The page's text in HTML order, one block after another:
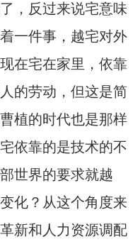
，反过来说宅意味
一件事，越宅对外
在宅在家里，依靠
的劳动，但这是简
植的时代也是那样
依靠的是技术的不
世界的要求就越
化？从这个角度来
新和人力资源调配